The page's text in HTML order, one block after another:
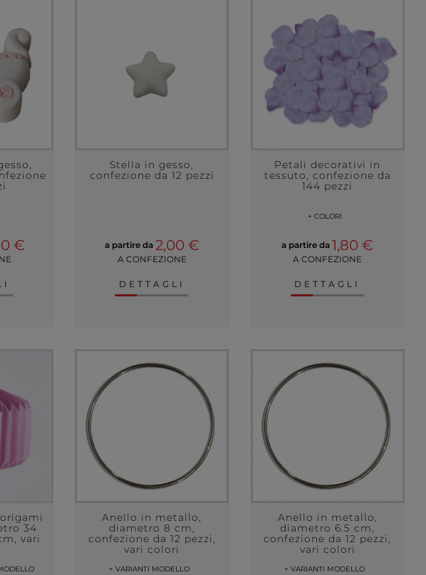
€
Stella in gesso,
confezione da 12 pezzi
a partire da 2,00 €
A CONFEZIONE
DETTAGLI
Petali decorativi in
tessuto, confezione da
144 pezzi
+ COLORI
a partire da 1,80 €
A CONFEZIONE
DETTAGLI
34
vari
Anello in metallo,
diametro 8 cm,
confezione da 12 pezzi,
vari colori
+ VARIANTI MODELLO
Anello in metallo,
diametro 6.5 cm,
confezione da 12 pezzi,
vari colori
+ VARIANTI MODELLO